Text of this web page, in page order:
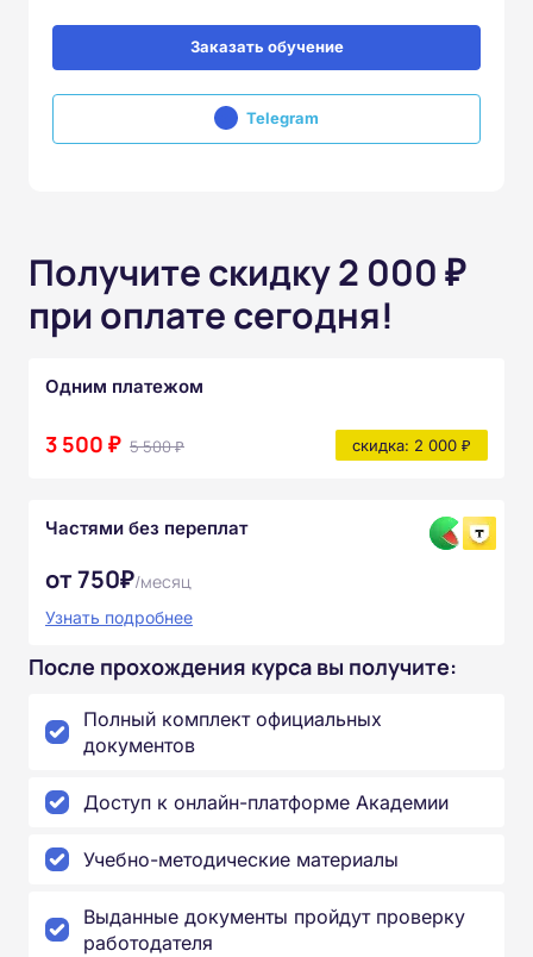
Заказать обучение
Telegram
Получите скидку 2 000 ₽
при оплате сегодня!
Одним платежом
3 500 ₽ 5 500 ₽ скидка: 2 000 ₽
Частями без переплат
от 750₽/месяц
Узнать подробнее
После прохождения курса вы получите:
Полный комплект официальных
документов
Доступ к онлайн-платформе Академии
Учебно-методические материалы
Выданные документы пройдут проверку
работодателя